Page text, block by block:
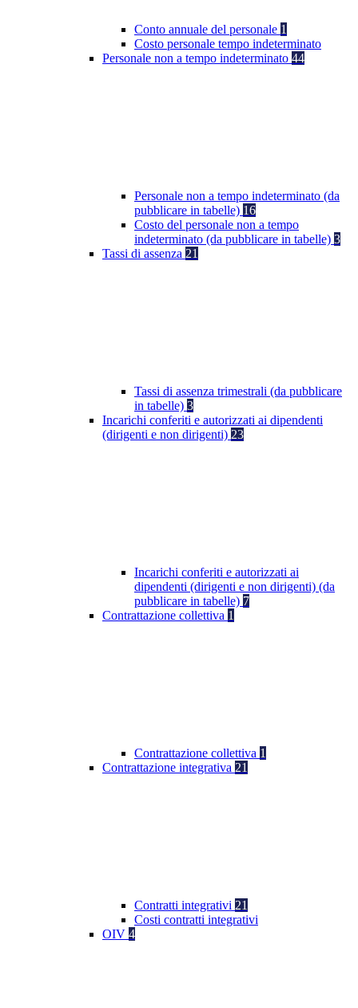
Conto annuale del personale 1
Costo personale tempo indeterminato
Personale non a tempo indeterminato 44
Personale non a tempo indeterminato (da
pubblicare in tabelle) 16
Costo del personale non a tempo
indeterminato (da pubblicare in tabelle) 3
Tassi di assenza 21
Tassi di assenza trimestrali (da pubblicare
in tabelle) 3
Incarichi conferiti e autorizzati ai dipendenti
(dirigenti e non dirigenti) 23
Incarichi conferiti e autorizzati ai
dipendenti (dirigenti e non dirigenti) (da
pubblicare in tabelle) 7
Contrattazione collettiva 1
Contrattazione collettiva 1
Contrattazione integrativa 21
Contratti integrativi 21
Costi contratti integrativi
OIV 4